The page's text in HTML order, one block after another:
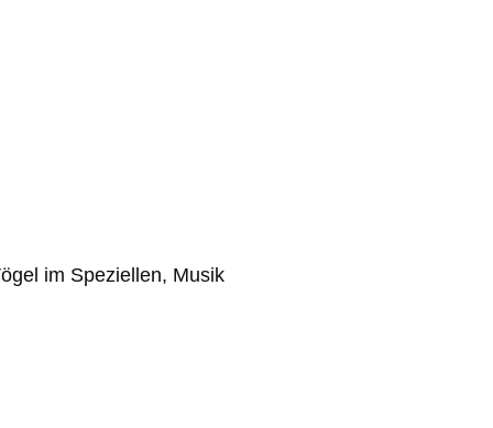
im Speziellen, Musik